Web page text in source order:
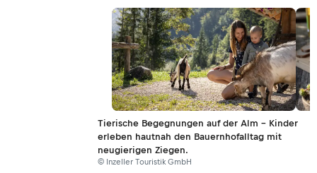
Tierische Begegnungen auf der Alm – Kinder
erleben hautnah den Bauernhofalltag mit
neugierigen Ziegen.
© Inzeller Touristik GmbH